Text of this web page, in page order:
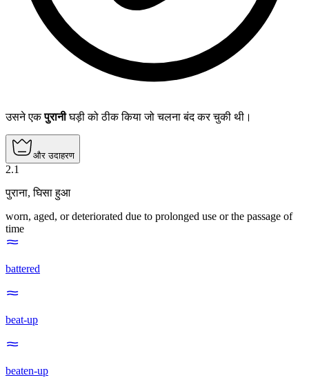
उसने एकपुरानीघड़ी को ठीक किया जो चलना बंद कर चुकी थी।
और उदाहरण
2.1
पुराना,घिसा हुआ
worn, aged, or deteriorated due to prolonged use or the passage of
time
battered
beat-up
beaten-up